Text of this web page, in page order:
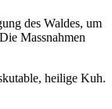
des Waldes, um
Massnahmen
heilige Kuh.